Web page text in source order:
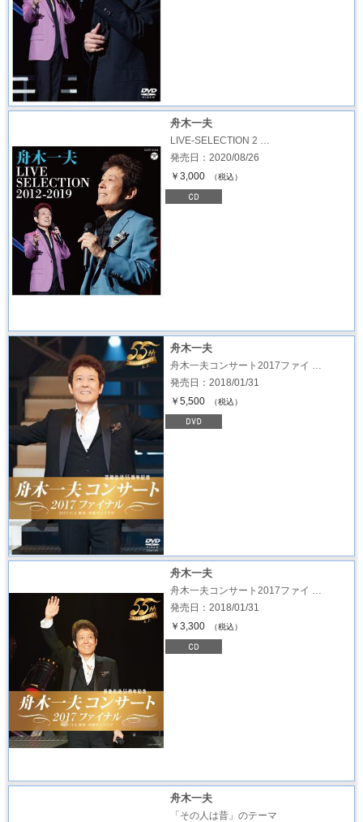
舟木一夫
LIVE-SELECTION 2 …
発売日：2020/08/26
￥3,000
（税込）
舟木一夫
舟木一夫コンサート2017ファイ …
発売日：2018/01/31
￥5,500
（税込）
舟木一夫
舟木一夫コンサート2017ファイ …
発売日：2018/01/31
￥3,300
（税込）
舟木一夫
「その人は昔」のテーマ